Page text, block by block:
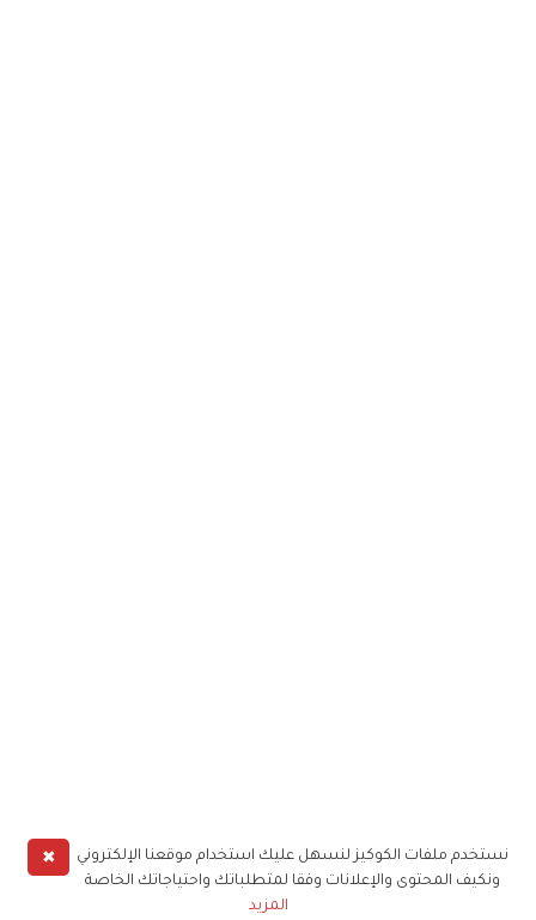
✖
نستخدم ملفات الكوكيز لنسهل عليك استخدام موقعنا الإلكتروني
ونكيف المحتوى والإعلانات وفقا لمتطلباتك واحتياجاتك الخاصة
المزيد